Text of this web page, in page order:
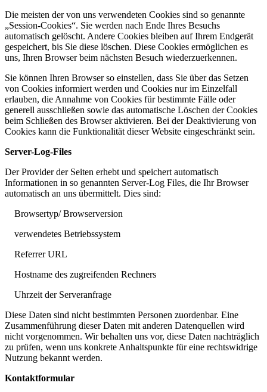
Die meisten der von uns verwendeten Cookies sind so genannte
„Session-Cookies“. Sie werden nach Ende Ihres Besuchs
automatisch gelöscht. Andere Cookies bleiben auf Ihrem Endgerät
gespeichert, bis Sie diese löschen. Diese Cookies ermöglichen es
uns, Ihren Browser beim nächsten Besuch wiederzuerkennen.
Sie können Ihren Browser so einstellen, dass Sie über das Setzen
von Cookies informiert werden und Cookies nur im Einzelfall
erlauben, die Annahme von Cookies für bestimmte Fälle oder
generell ausschließen sowie das automatische Löschen der Cookies
beim Schließen des Browser aktivieren. Bei der Deaktivierung von
Cookies kann die Funktionalität dieser Website eingeschränkt sein.
Server-Log-Files
Der Provider der Seiten erhebt und speichert automatisch
Informationen in so genannten Server-Log Files, die Ihr Browser
automatisch an uns übermittelt. Dies sind:
Browsertyp/ Browserversion
verwendetes Betriebssystem
Referrer URL
Hostname des zugreifenden Rechners
Uhrzeit der Serveranfrage
Diese Daten sind nicht bestimmten Personen zuordenbar. Eine
Zusammenführung dieser Daten mit anderen Datenquellen wird
nicht vorgenommen. Wir behalten uns vor, diese Daten nachträglich
zu prüfen, wenn uns konkrete Anhaltspunkte für eine rechtswidrige
Nutzung bekannt werden.
Kontaktformular